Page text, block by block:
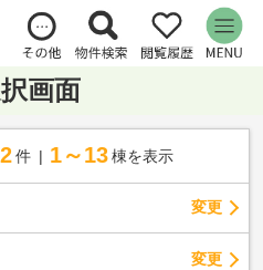
画面
件 1～13 棟を表示
変更
変更